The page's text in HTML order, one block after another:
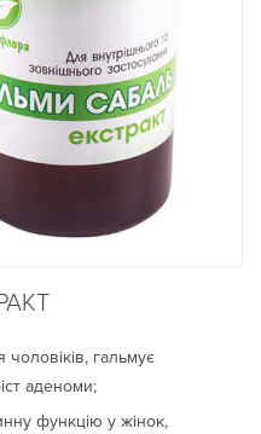
гальмує
аденоми;
функцію у жінок,